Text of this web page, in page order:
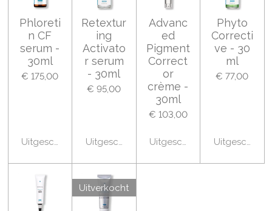
Phloreti
n CF
serum -
30ml
€ 175,00
Uitgeschakeld
Retextur
ing
Activato
r serum
- 30ml
€ 95,00
Uitgeschakeld
Advanc
ed
Pigment
Correct
or
crème -
30ml
€ 103,00
Uitgeschakeld
Phyto
Correcti
ve - 30
ml
€ 77,00
Uitverkocht